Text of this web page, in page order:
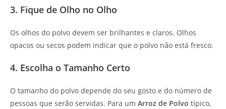
3. Fique de Olho no Olho
Os olhos do polvo devem ser brilhantes e claros. Olhos
opacos ou secos podem indicar que o polvo não está fresco.
4. Escolha o Tamanho Certo
O tamanho do polvo depende do seu gosto e do número de
pessoas que serão servidas. Para um Arroz de Polvo típico,